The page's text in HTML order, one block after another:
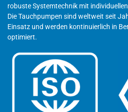
robuste Systemtechnik mit
Die Tauchpumpen sind weltweit seit
Einsatz und werden kontinuierlich in
optimiert.